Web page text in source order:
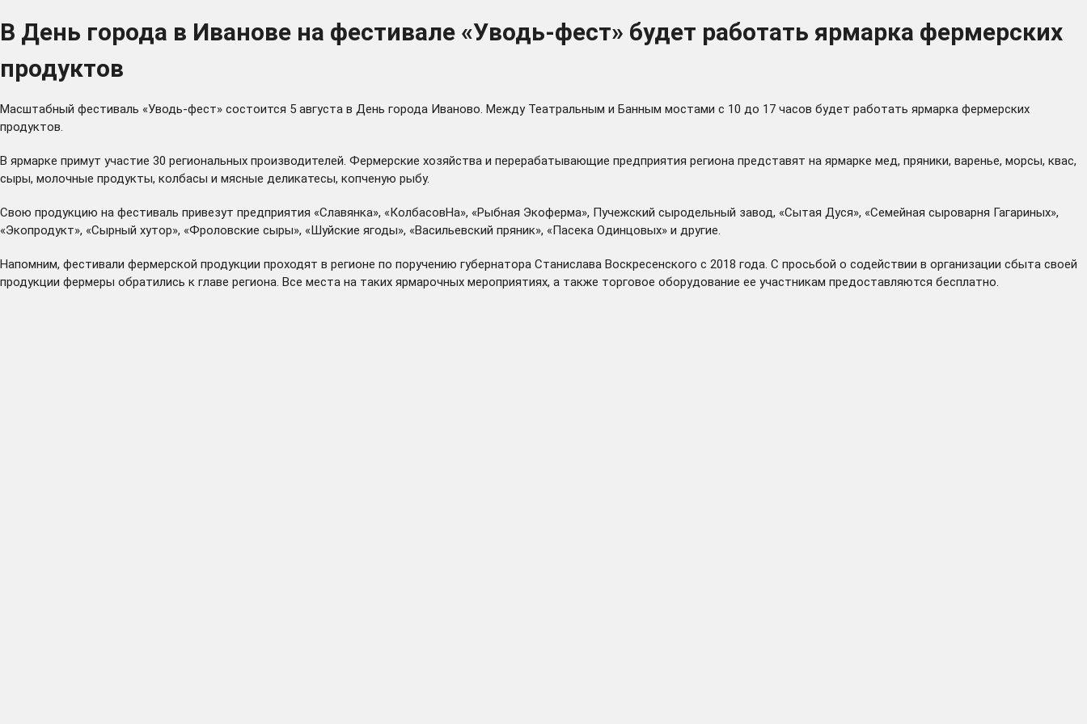
В День города в Иванове на фестивале «Уводь-фест» будет работать ярмарка фермерских
продуктов
Масштабный фестиваль «Уводь-фест» состоится 5 августа в День города Иваново. Между Театральным и Банным мостами с 10 до 17 часов будет работать ярмарка фермерских
продуктов.
В ярмарке примут участие 30 региональных производителей. Фермерские хозяйства и перерабатывающие предприятия региона представят на ярмарке мед, пряники, варенье, морсы, квас,
сыры, молочные продукты, колбасы и мясные деликатесы, копченую рыбу.
Свою продукцию на фестиваль привезут предприятия «Славянка», «КолбасовНа», «Рыбная Экоферма», Пучежский сыродельный завод, «Сытая Дуся», «Семейная сыроварня Гагариных»,
«Экопродукт», «Сырный хутор», «Фроловские сыры», «Шуйские ягоды», «Васильевский пряник», «Пасека Одинцовых» и другие.
Напомним, фестивали фермерской продукции проходят в регионе по поручению губернатора Станислава Воскресенского с 2018 года. С просьбой о содействии в организации сбыта своей
продукции фермеры обратились к главе региона. Все места на таких ярмарочных мероприятиях, а также торговое оборудование ее участникам предоставляются бесплатно.